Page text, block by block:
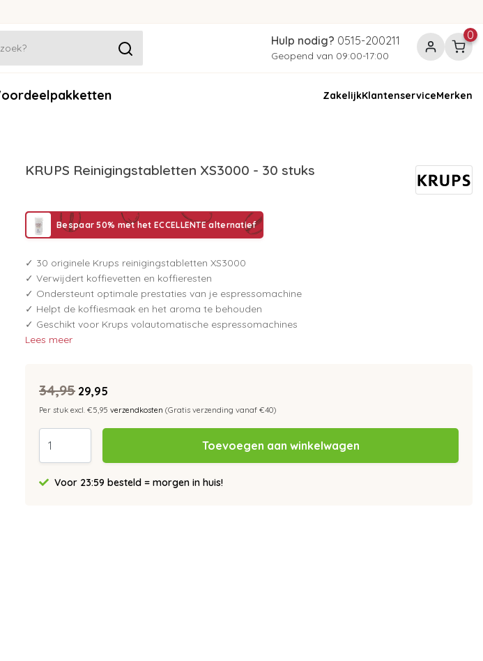
Hulp nodig? 0515-200211
Geopend van 09:00-17:00
0
ZakelijkKlantenserviceMerken
KRUPS Reinigingstabletten XS3000 - 30 stuks
Bespaar 50% met het ECCELLENTE alternatief
✓ 30 originele Krups reinigingstabletten XS3000
✓ Verwijdert koffievetten en koffieresten
✓ Ondersteunt optimale prestaties van je espressomachine
✓ Helpt de koffiesmaak en het aroma te behouden
✓ Geschikt voor Krups volautomatische espressomachines
Lees meer
34,95 29,95
Per stuk excl. €5,95 verzendkosten (Gratis verzending vanaf €40)
Toevoegen aan winkelwagen
Voor 23:59 besteld = morgen in huis!